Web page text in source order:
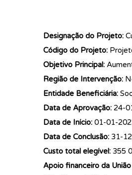
Designação do Projeto:
Código do Projeto:
Objetivo Principal:
Região de Intervenção:
Entidade Beneficiária:
Data de Aprovação: 24-
Data de Início: 01-01-
Data de Conclusão: 31-
Custo total elegível: 355
Apoio financeiro da